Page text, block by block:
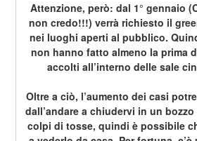
Attenzione, però: dal 1° gennaio
non credo!!!) verrà richiesto il
nei luoghi aperti al pubblico.
non hanno fatto almeno la prima
accolti all’interno delle sale
Oltre a ciò, l’aumento dei casi
dall’andare a chiudervi in un
colpi di tosse, quindi è possibile